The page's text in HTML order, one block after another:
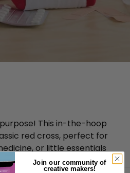
This in-the-hoop
red cross, perfect for
or little essentials
Join our community of
creative makers!